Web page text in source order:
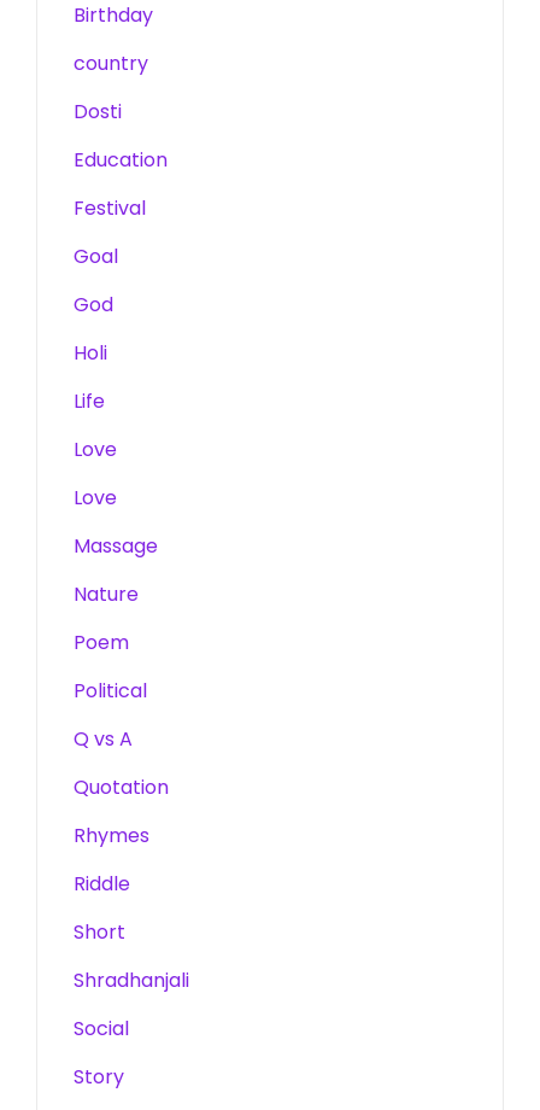
Birthday
country
Dosti
Education
Festival
Goal
God
Holi
Life
Love
Love
Massage
Nature
Poem
Political
Q vs A
Quotation
Rhymes
Riddle
Short
Shradhanjali
Social
Story